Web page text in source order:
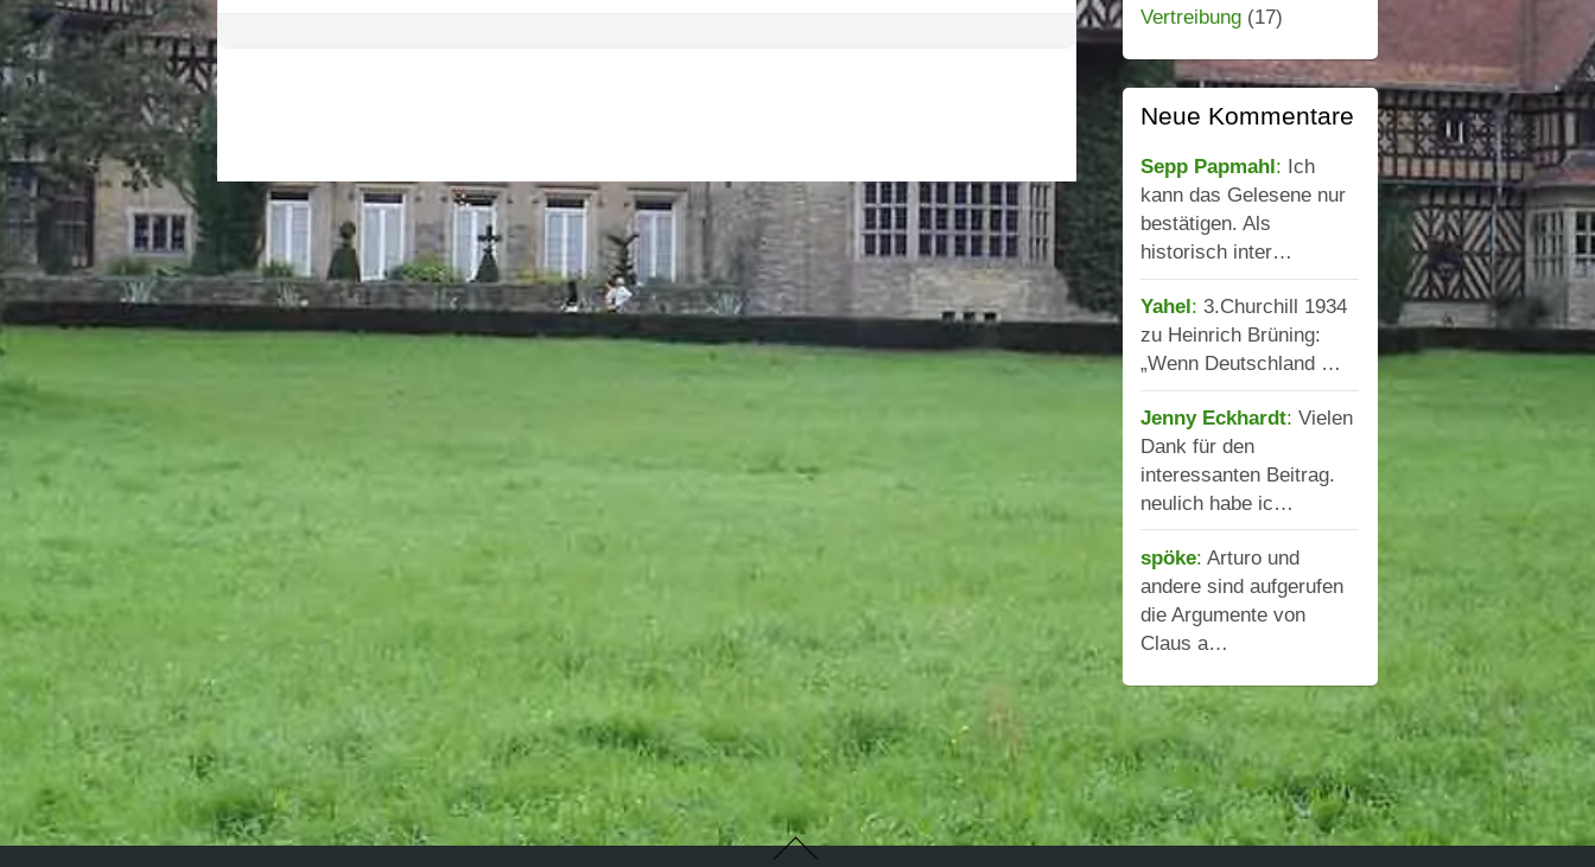
Vertreibung (17)
Neue Kommentare
Sepp Papmahl: Ich
kann das Gelesene nur
bestätigen. Als
historisch inter…
Yahel: 3.Churchill 1934
zu Heinrich Brüning:
„Wenn Deutschland …
Jenny Eckhardt: Vielen
Dank für den
interessanten Beitrag.
neulich habe ic…
spöke: Arturo und
andere sind aufgerufen
die Argumente von
Claus a…